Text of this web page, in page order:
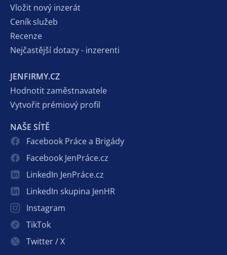
Vložit nový inzerát
Ceník služeb
Recenze
Nejčastější dotazy - inzerenti
JENFIRMY.CZ
Hodnotit zaměstnavatele
Vytvořit prémiový profil
NAŠE SÍTĚ
Facebook Práce a Brigády
Facebook JenPráce.cz
LinkedIn JenPráce.cz
LinkedIn skupina JenHR
Instagram
TikTok
Twitter / X